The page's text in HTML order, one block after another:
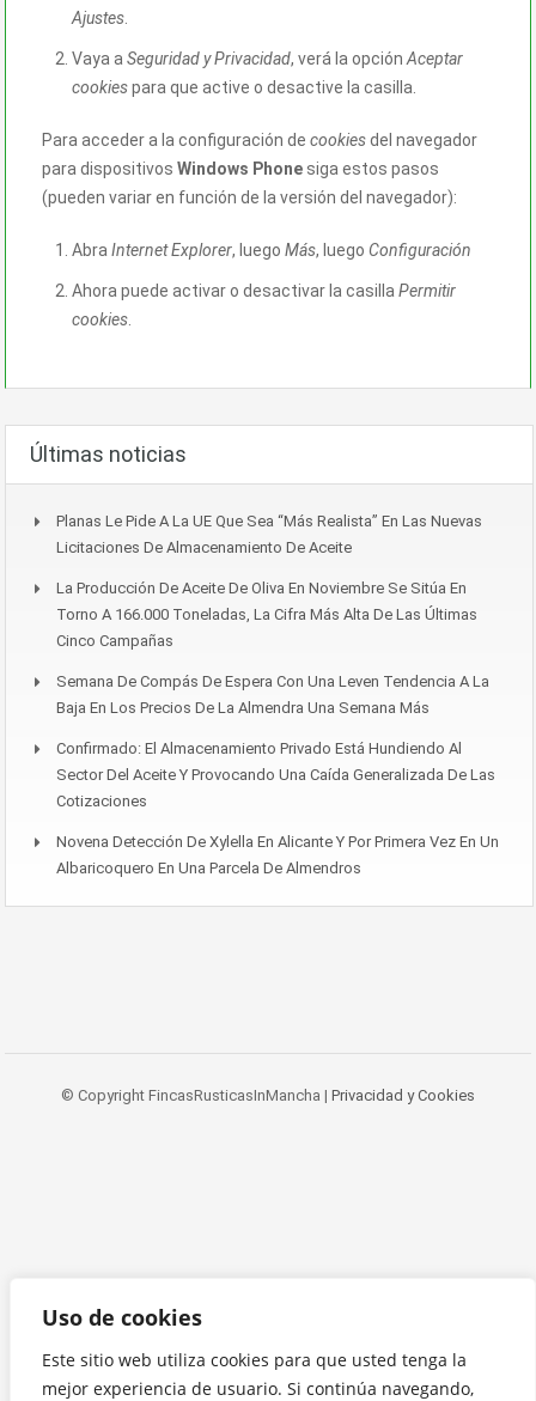
Uso de cookies
Este sitio web utiliza cookies para que usted tenga la
mejor experiencia de usuario. Si continúa navegando,
Ajustes
Vaya a Seguridad y Privacidad, verá la opción Aceptar
cookiespara que active o desactive la casilla.
Para acceder a la configuración de cookiesdel navegador
para dispositivos Windows Phone siga estos pasos
(pueden variar en función de la versión del navegador):
Abra Internet Explorer, luego Más, luego Configuración
Ahora puede activar o desactivar la casilla Permitir
cookies
Últimas noticias
Planas Le Pide A La UE Que Sea “más Realista” En Las Nuevas
Licitaciones De Almacenamiento De Aceite
La Producción De Aceite De Oliva En Noviembre Se Sitúa En
Torno A 166.000 Toneladas, La Cifra Más Alta De Las Últimas
Cinco Campañas
Semana De Compás De Espera Con Una Leven Tendencia A La
Baja En Los Precios De La Almendra Una Semana Más
Confirmado: El Almacenamiento Privado Está Hundiendo Al
Sector Del Aceite Y Provocando Una Caída Generalizada De Las
Cotizaciones
Novena Detección De Xylella En Alicante Y Por Primera Vez En Un
Albaricoquero En Una Parcela De Almendros
© Copyright FincasRusticasInMancha | Privacidad y Cookies